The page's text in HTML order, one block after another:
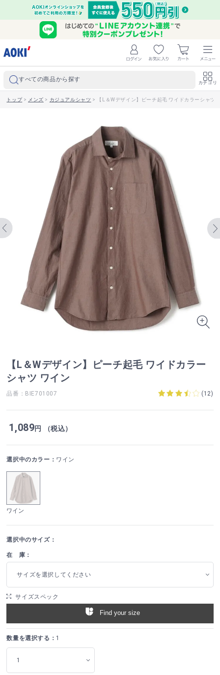
すべての商品から探す カテゴリ
トップ> メンズ > カジュアルシャツ > 【L＆Wデザイン】ピーチ起毛 ワイドカラーシャツ
【L＆Wデザイン】ピーチ起毛 ワイドカラー
シャツ ワイン
品番：BIE701007 (12)
1,089円 （税込）
選択中のカラー： ワイン
ワイン
選択中のサイズ：
在 庫：
サイズを選択してください
サイズスペック
Find your size
数量を選択する： 1